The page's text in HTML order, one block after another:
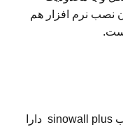
نصب نرم افزار هم
از ویژگی های بسیارکاربردی و مهم ردیاب sinowall plus دارا